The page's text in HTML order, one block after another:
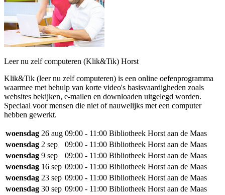
Leer nu zelf computeren (Klik&Tik) Horst
Klik&Tik (leer nu zelf computeren) is een online oefenprogramma
waarmee met behulp van korte video's basisvaardigheden zoals
websites bekijken, e-mailen en downloaden uitgelegd worden.
Speciaal voor mensen die niet of nauwelijks met een computer
hebben gewerkt.
woensdag 26 aug 09:00 - 11:00 Bibliotheek Horst aan de Maas
woensdag 2 sep 09:00 - 11:00 Bibliotheek Horst aan de Maas
woensdag 9 sep 09:00 - 11:00 Bibliotheek Horst aan de Maas
woensdag 16 sep 09:00 - 11:00 Bibliotheek Horst aan de Maas
woensdag 23 sep 09:00 - 11:00 Bibliotheek Horst aan de Maas
woensdag 30 sep 09:00 - 11:00 Bibliotheek Horst aan de Maas